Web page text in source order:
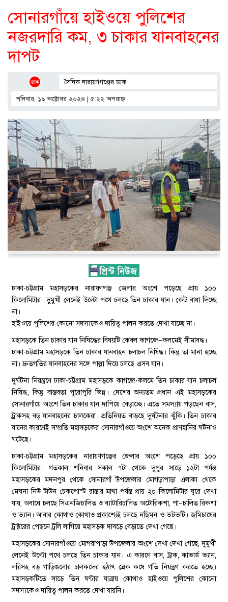
সোনারগাঁয়ে হাইওয়ে পুলিশের
নজরদারি কম, ৩ চাকার যানবাহনের
দাপট
দৈনিক নারায়ণগঞ্জের ডাক
শনিবার, ১৯ অক্টোবর ২০২৪ | ৫:২২ অপরাহ্ণ
ঢাকা-চট্টগ্রাম মহাসড়কের নারায়ণগঞ্জ জেলার অংশে পড়েছে প্রায় ১০০
কিলোমিটার। দুুমুখী লেনেই উল্টো পথে চলছে তিন চাকার যান। কেউ বাধা দিচ্ছে
না।
হাইওয়ে পুলিশের কোনো সদস্যকেও দায়িত্ব পালন করতে দেখা যাচ্ছে না।
মহাসড়কে তিন চাকার যান নিষিদ্ধের বিষয়টি কেবল কাগজে–কলমেই সীমাবদ্ধ।
ঢাকা-চট্টগ্রাম মহাসড়কে তিন চাকার যানবাহন চলাচল নিষিদ্ধ। কিন্তু তা মানা হচ্ছে
না। দ্রুতগতির যানবাহনের সঙ্গে পাল্লা দিয়ে চলছে এসব যান।
দুর্ঘটনা নিয়ন্ত্রণে ঢাকা-চট্টগ্রাম মহাসড়কে কাগজে-কলমে তিন চাকার যান চলাচল
নিষিদ্ধ; কিন্তু বাস্তবতা পুরোপুরি ভিন্ন। দেশের অন্যতম প্রধান এই মহাসড়কের
সোনারগাঁয়ে অংশে তিন চাকার যান দাপিয়ে বেড়াচ্ছে। এতে সমস্যায় পড়ছেন বাস,
ট্রাকসহ বড় যানবাহনের চালকেরা। প্রতিনিয়ত বাড়ছে দুর্ঘটনার ঝুঁকি। তিন চাকার
যানের কারণেই সম্প্রতি মহাসড়কের সোনারগাঁওয়ে অংশে অনেক প্রাণহানির ঘটনাও
ঘটেছে।
ঢাকা-চট্টগ্রাম মহাসড়কের নারায়ণগঞ্জের জেলার অংশে পড়েছে প্রায় ১০০
কিলোমিটার। গতকাল শনিবার সকাল ৭টা থেকে দুপুর সাড়ে ১২টা পর্যন্ত
মহাসড়কের মদনপুর থেকে সোনারগাঁ উপজেলার মোগড়াপাড়া এলাকা থেকে
মেঘনা নিউ টাউন চেকপোস্ট রাস্তার মাথা পর্যন্ত প্রায় ২০ কিলোমিটার ঘুরে দেখা
যায়, অবাধে চলছে সিএনজিচালিত ও ব্যাটারিচালিত অটোরিকশা, পা–চালিত রিকশা
ও ভ্যান। আবার কোথাও কোথাও প্রকাশ্যেই চলছে নছিমন ও ভটভটি। জমিচাষের
ট্রাক্টরের পেছনে ট্রলি লাগিয়ে মহাসড়ক দাবড়ে বেড়াতে দেখা গেছে।
মহাসড়কের সোনারগাঁওয়ে মোগরাপাড়া উপজেলার অংশে দেখা দেখা গেছে, দুমুখী
লেনেই উল্টো পথে চলছে তিন চাকার যান। এ কারণে বাস, ট্রাক, কাভার্ড ভ্যান,
লরিসহ বড় গাড়িগুলোর চালকদের হঠাৎ ব্রেক কষে গতি নিয়ন্ত্রণ করতে হচ্ছে।
মহাসড়কটিতে সাড়ে তিন ঘণ্টার যাত্রায় কোথাও হাইওয়ে পুলিশের কোনো
সদস্যকেও দায়িত্ব পালন করতে দেখা যায়নি।